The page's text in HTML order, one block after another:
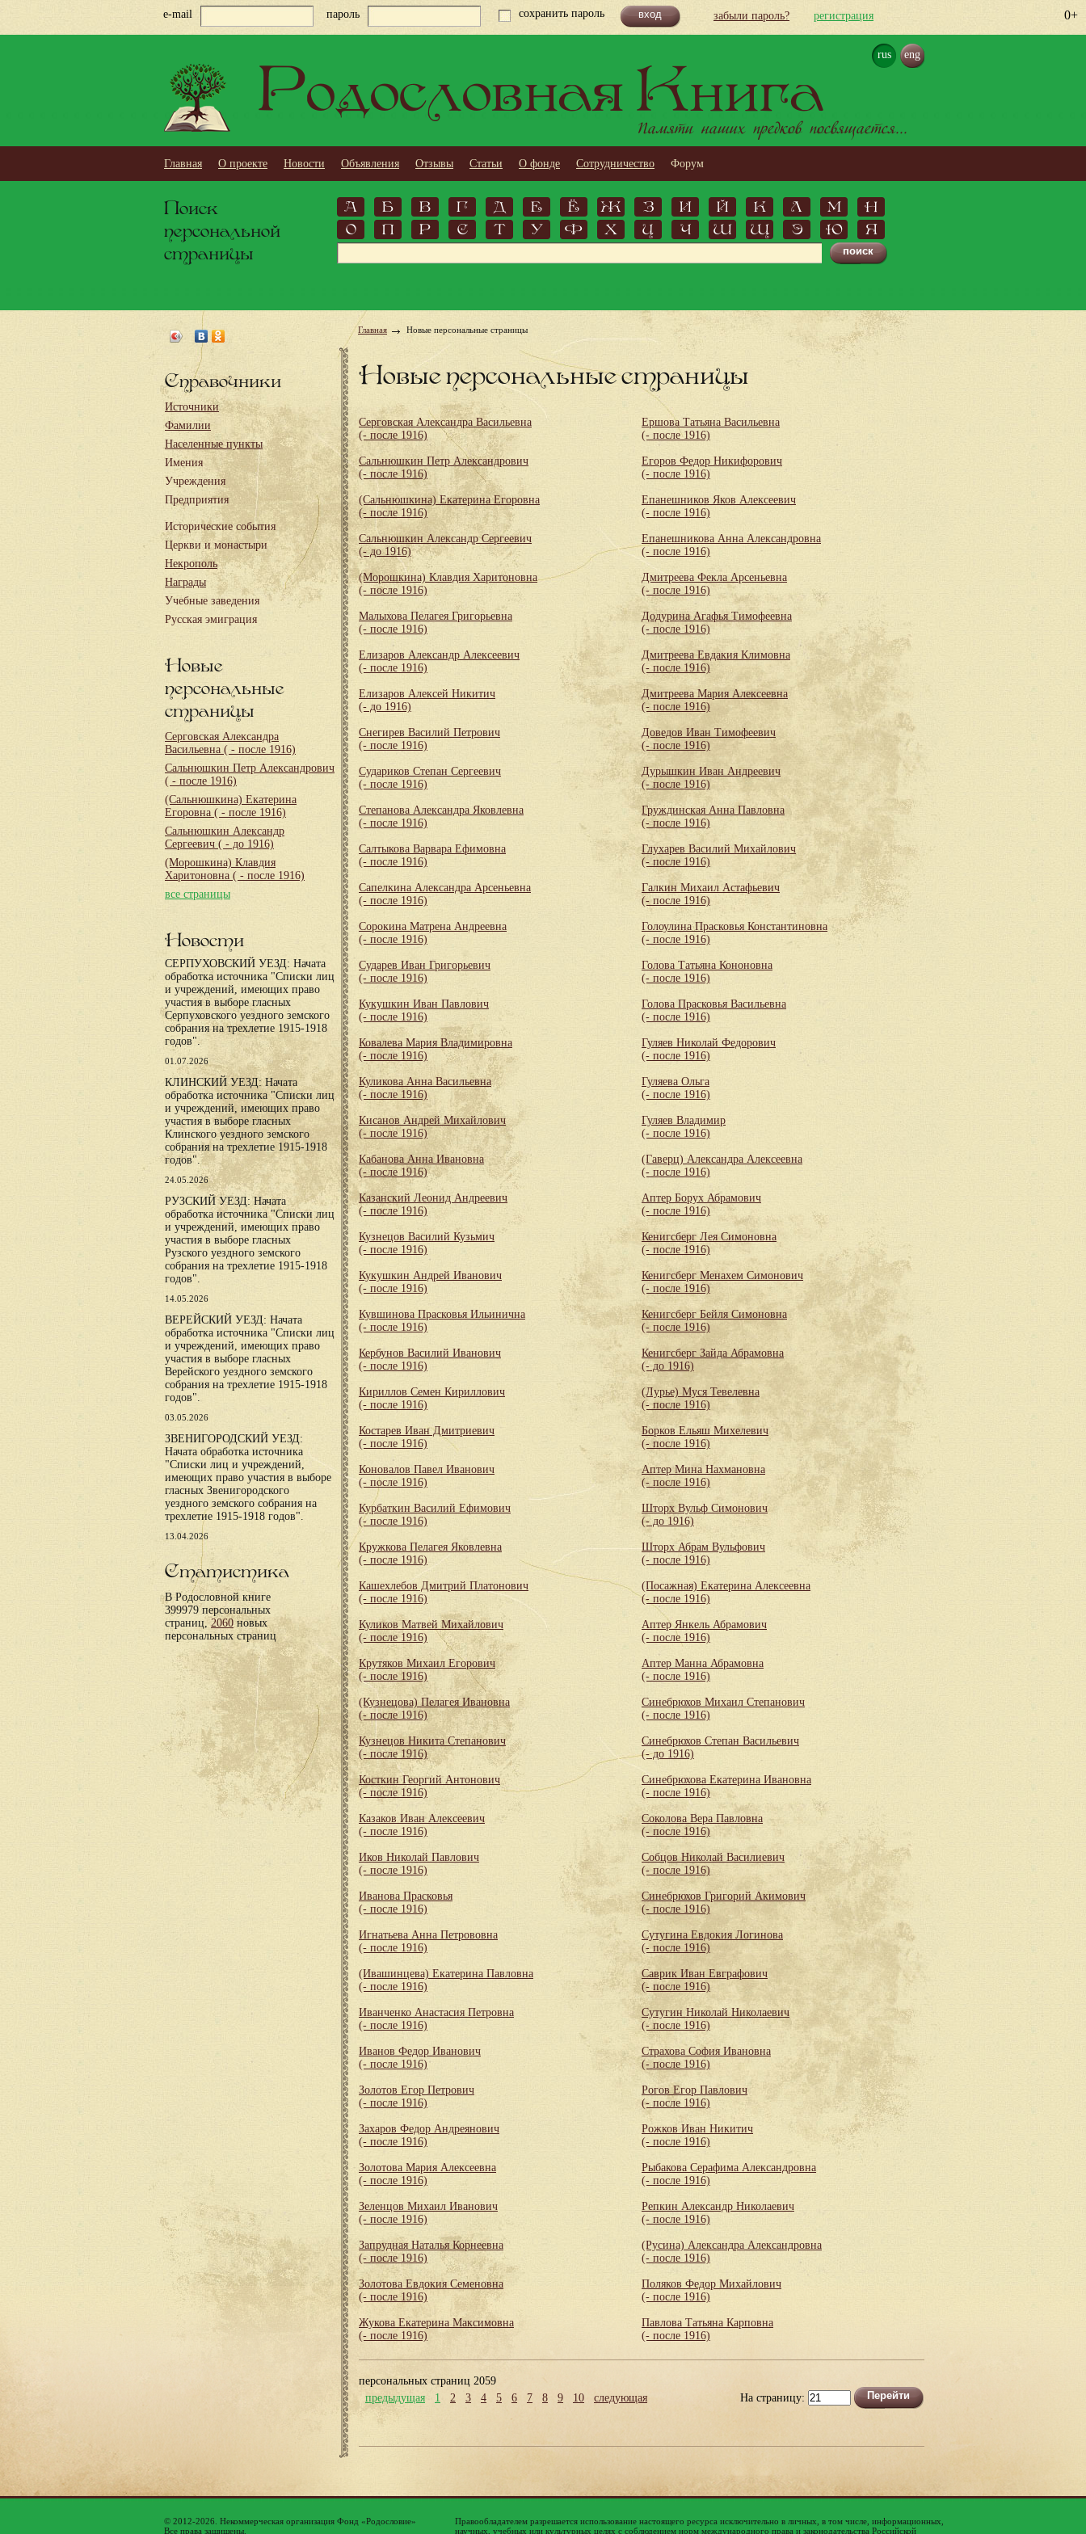
0+
e-mail пароль сохранить пароль забыли пароль? регистрация
rus eng
Родословная Книга
Памяти наших предков посвящается...
Главная О проекте Новости Объявления Отзывы Статьи О фонде Сотрудничество Форум
Поиск
персональной
страницы
А Б В Г Д Е Ё Ж З И Й К Л М
Н
О
П Р С Т У Ф Х Ц Ч Ш Щ Э Ю Я
Справочники
Источники
Фамилии
Населенные пункты
Имения
Учреждения
Предприятия
Исторические события
Церкви и монастыри
Некрополь
Награды
Учебные заведения
Русская эмиграция
Новые
персональные
страницы
Серговская Александра
Васильевна ( - после 1916)
Сальнюшкин Петр Александрович
( - после 1916)
(Сальнюшкина) Екатерина
Егоровна ( - после 1916)
Сальнюшкин Александр
Сергеевич ( - до 1916)
(Морошкина) Клавдия
Харитоновна ( - после 1916)
все страницы
Новости
СЕРПУХОВСКИЙ УЕЗД: Начата
обработка источника "Списки лиц
и учреждений, имеющих право
участия в выборе гласных
Серпуховского уездного земского
собрания на трехлетие 1915-1918
годов".
01.07.2026
КЛИНСКИЙ УЕЗД: Начата
обработка источника "Списки лиц
и учреждений, имеющих право
участия в выборе гласных
Клинского уездного земского
собрания на трехлетие 1915-1918
годов".
24.05.2026
РУЗСКИЙ УЕЗД: Начата
обработка источника "Списки лиц
и учреждений, имеющих право
участия в выборе гласных
Рузского уездного земского
собрания на трехлетие 1915-1918
годов".
14.05.2026
ВЕРЕЙСКИЙ УЕЗД: Начата
обработка источника "Списки лиц
и учреждений, имеющих право
участия в выборе гласных
Верейского уездного земского
собрания на трехлетие 1915-1918
годов".
03.05.2026
ЗВЕНИГОРОДСКИЙ УЕЗД:
Начата обработка источника
"Списки лиц и учреждений,
имеющих право участия в выборе
гласных Звенигородского
уездного земского собрания на
трехлетие 1915-1918 годов".
13.04.2026
Статистика
В Родословной книге
399979 персональных
страниц,2060 новых
персональных страниц
Главная Новые персональные страницы
Новые персональные страницы
Серговская Александра Васильевна
(- после 1916)
Сальнюшкин Петр Александрович
(- после 1916)
(Сальнюшкина) Екатерина Егоровна
(- после 1916)
Сальнюшкин Александр Сергеевич
(- до 1916)
(Морошкина) Клавдия Харитоновна
(- после 1916)
Малыхова Пелагея Григорьевна
(- после 1916)
Елизаров Александр Алексеевич
(- после 1916)
Елизаров Алексей Никитич
(- до 1916)
Снегирев Василий Петрович
(- после 1916)
Судариков Степан Сергеевич
(- после 1916)
Степанова Александра Яковлевна
(- после 1916)
Салтыкова Варвара Ефимовна
(- после 1916)
Сапелкина Александра Арсеньевна
(- после 1916)
Сорокина Матрена Андреевна
(- после 1916)
Сударев Иван Григорьевич
(- после 1916)
Кукушкин Иван Павлович
(- после 1916)
Ковалева Мария Владимировна
(- после 1916)
Куликова Анна Васильевна
(- после 1916)
Кисанов Андрей Михайлович
(- после 1916)
Кабанова Анна Ивановна
(- после 1916)
Казанский Леонид Андреевич
(- после 1916)
Кузнецов Василий Кузьмич
(- после 1916)
Кукушкин Андрей Иванович
(- после 1916)
Кувшинова Прасковья Ильинична
(- после 1916)
Кербунов Василий Иванович
(- после 1916)
Кириллов Семен Кириллович
(- после 1916)
Костарев Иван Дмитриевич
(- после 1916)
Коновалов Павел Иванович
(- после 1916)
Курбаткин Василий Ефимович
(- после 1916)
Кружкова Пелагея Яковлевна
(- после 1916)
Кашехлебов Дмитрий Платонович
(- после 1916)
Куликов Матвей Михайлович
(- после 1916)
Крутяков Михаил Егорович
(- после 1916)
(Кузнецова) Пелагея Ивановна
(- после 1916)
Кузнецов Никита Степанович
(- после 1916)
Косткин Георгий Антонович
(- после 1916)
Казаков Иван Алексеевич
(- после 1916)
Иков Николай Павлович
(- после 1916)
Иванова Прасковья
(- после 1916)
Игнатьева Анна Петрововна
(- после 1916)
(Ивашинцева) Екатерина Павловна
(- после 1916)
Иванченко Анастасия Петровна
(- после 1916)
Иванов Федор Иванович
(- после 1916)
Золотов Егор Петрович
(- после 1916)
Захаров Федор Андреянович
(- после 1916)
Золотова Мария Алексеевна
(- после 1916)
Зеленцов Михаил Иванович
(- после 1916)
Запрудная Наталья Корнеевна
(- после 1916)
Золотова Евдокия Семеновна
(- после 1916)
Жукова Екатерина Максимовна
(- после 1916)
Ершова Татьяна Васильевна
(- после 1916)
Егоров Федор Никифорович
(- после 1916)
Епанешников Яков Алексеевич
(- после 1916)
Епанешникова Анна Александровна
(- после 1916)
Дмитреева Фекла Арсеньевна
(- после 1916)
Додурина Агафья Тимофеевна
(- после 1916)
Дмитреева Евдакия Климовна
(- после 1916)
Дмитреева Мария Алексеевна
(- после 1916)
Доведов Иван Тимофеевич
(- после 1916)
Дурышкин Иван Андреевич
(- после 1916)
Груждинская Анна Павловна
(- после 1916)
Глухарев Василий Михайлович
(- после 1916)
Галкин Михаил Астафьевич
(- после 1916)
Голоулина Прасковья Константиновна
(- после 1916)
Голова Татьяна Кононовна
(- после 1916)
Голова Прасковья Васильевна
(- после 1916)
Гуляев Николай Федорович
(- после 1916)
Гуляева Ольга
(- после 1916)
Гуляев Владимир
(- после 1916)
(Гаверц) Александра Алексеевна
(- после 1916)
Аптер Борух Абрамович
(- после 1916)
Кенигсберг Лея Симоновна
(- после 1916)
Кенигсберг Менахем Симонович
(- после 1916)
Кенигсберг Бейля Симоновна
(- после 1916)
Кенигсберг Зайда Абрамовна
(- до 1916)
(Лурье) Муся Тевелевна
(- после 1916)
Борков Ельяш Михелевич
(- после 1916)
Аптер Мина Нахмановна
(- после 1916)
Шторх Вульф Симонович
(- до 1916)
Шторх Абрам Вульфович
(- после 1916)
(Посажная) Екатерина Алексеевна
(- после 1916)
Аптер Янкель Абрамович
(- после 1916)
Аптер Манна Абрамовна
(- после 1916)
Синебрюхов Михаил Степанович
(- после 1916)
Синебрюхов Степан Васильевич
(- до 1916)
Синебрюхова Екатерина Ивановна
(- после 1916)
Соколова Вера Павловна
(- после 1916)
Собцов Николай Василиевич
(- после 1916)
Синебрюхов Григорий Акимович
(- после 1916)
Сутугина Евдокия Логинова
(- после 1916)
Саврик Иван Евграфович
(- после 1916)
Сутугин Николай Николаевич
(- после 1916)
Страхова София Ивановна
(- после 1916)
Рогов Егор Павлович
(- после 1916)
Рожков Иван Никитич
(- после 1916)
Рыбакова Серафима Александровна
(- после 1916)
Репкин Александр Николаевич
(- после 1916)
(Русина) Александра Александровна
(- после 1916)
Поляков Федор Михайлович
(- после 1916)
Павлова Татьяна Карповна
(- после 1916)
персональных страниц 2059
предыдущая
1 2 3 4 5 6 7 8 9 10 следующая На страницу:
© 2012-2026. Некоммерческая организация Фонд «Родословие»
Все права защищены.
Правообладателем разрешается использование настоящего ресурса исключительно в личных, в том числе, информационных,
научных, учебных или культурных целях с соблюдением норм международного права и законодательства Российской